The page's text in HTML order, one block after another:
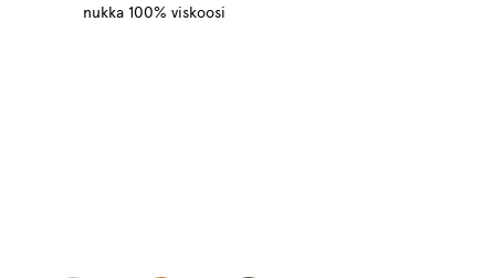
nukka 100% viskoosi